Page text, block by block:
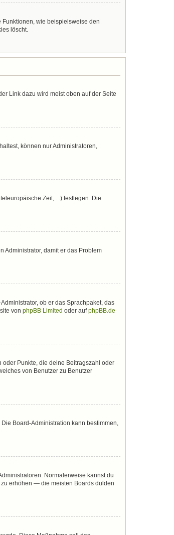
Funktionen, wie beispielsweise den
löscht.
Link dazu wird meist oben auf der Seite
können nur Administratoren,
Zeit, ...) festlegen. Die
Administrator, damit er das Problem
ob er das Sprachpaket, das
von phpBB Limited oder aufphpBB.de
oder Punkte, die deine Beitragszahl oder
von Benutzer zu Benutzer
Board-Administration kann bestimmen,
Normalerweise kannst du
erhöhen — die meisten Boards dulden